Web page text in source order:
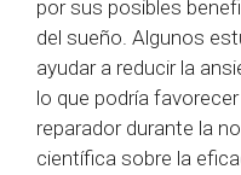
por sus posibles
del sueño. Algunos
ayudar a reducir la
lo que podría
reparador durante la
científica sobre la